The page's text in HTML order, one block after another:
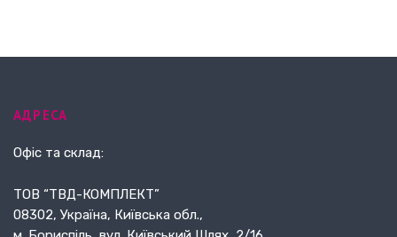
АДРЕСА
Офіс та склад:
ТОВ “ТВД-КОМПЛЕКТ”
08302, Україна, Київська обл.,